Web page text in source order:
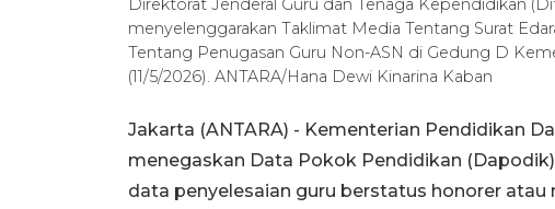
Direktorat Jenderal Guru dan Tenaga Kependidikan
menyelenggarakan Taklimat Media Tentang Surat
Tentang Penugasan Guru Non-ASN di Gedung D
(11/5/2026). ANTARA/Hana Dewi Kinarina Kaban
Jakarta (ANTARA) - Kementerian Pendidikan
menegaskan Data Pokok Pendidikan
data penyelesaian guru berstatus honorer